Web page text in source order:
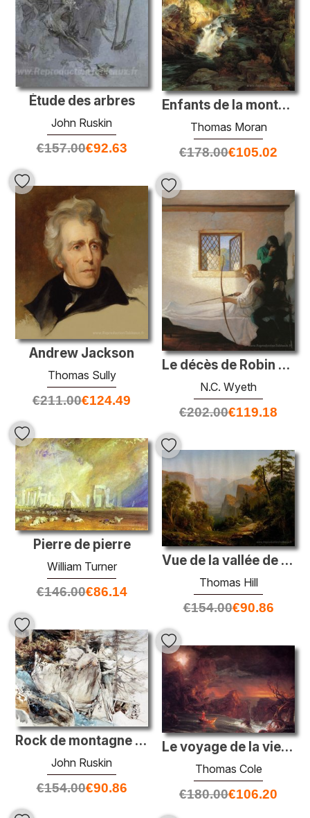
Étude des arbres
John Ruskin
€157.00€92.63
Enfants de la montagne
Thomas Moran
€178.00€105.02
Andrew Jackson
Thomas Sully
€211.00€124.49
Le décès de Robin Hood
N.C. Wyeth
€202.00€119.18
Pierre de pierre
William Turner
€146.00€86.14
Vue de la vallée de Yosemite, en Californie
Thomas Hill
€154.00€90.86
Rock de montagne et rose alpine
John Ruskin
€154.00€90.86
Le voyage de la vie: virilité
Thomas Cole
€180.00€106.20